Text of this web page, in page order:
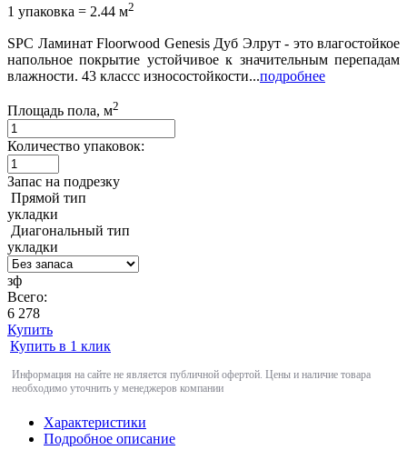
1 упаковка = 2.44 м2
SPC Ламинат Floorwood Genesis Дуб Элрут - это влагостойкое
напольное покрытие устойчивое к значительным перепадам
влажности. 43 классс износостойкости...подробнее
Площадь пола, м2
Количество упаковок:
Запас на подрезку
Прямой тип
укладки
Диагональный тип
укладки
зф
Всего:
6 278
Купить
Купить в 1 клик
Информация на сайте не является публичной офертой. Цены и наличие товара
необходимо уточнить у менеджеров компании
Характеристики
Подробное описание